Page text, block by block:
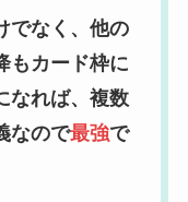
でなく、他の
もカード枠に
なれば、複数
なので最強で